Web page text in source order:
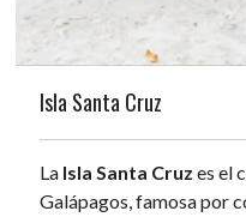
Isla Santa Cruz
La Isla Santa Cruz es el
Galápagos, famosa por